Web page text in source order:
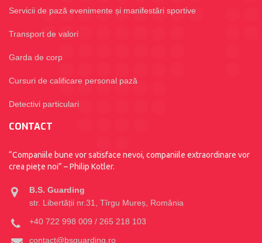
Servicii de pază evenimente și manifestări sportive
Transport de valori
Garda de corp
Cursuri de calificare personal pază
Detectivi particulari
CONTACT
“Companiile bune vor satisface nevoi, companiile extraordinare vor
crea piețe noi” – Philip Kotler.
B.S. Guarding
str. Libertății nr.31, Tîrgu Mureș, România
+40 722 998 009 / 265 218 103
contact@bsguarding.ro